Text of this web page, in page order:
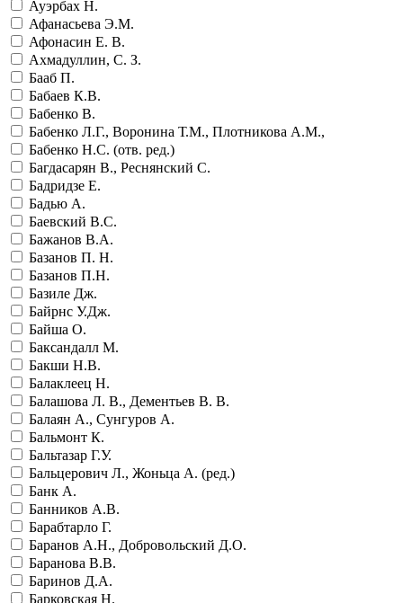
Ауэрбах Н.
Афанасьева Э.М.
Афонасин Е. В.
Ахмадуллин, С. З.
Бааб П.
Бабаев К.В.
Бабенко В.
Бабенко Л.Г., Воронина Т.М., Плотникова А.М.,
Бабенко Н.С. (отв. ред.)
Багдасарян В., Реснянский С.
Бадридзе Е.
Бадью А.
Баевский В.С.
Бажанов В.А.
Базанов П. Н.
Базанов П.Н.
Базиле Дж.
Байрнс У.Дж.
Байша О.
Баксандалл М.
Бакши Н.В.
Балаклеец Н.
Балашова Л. В., Дементьев В. В.
Балаян А., Сунгуров А.
Бальмонт К.
Бальтазар Г.У.
Бальцерович Л., Жоньца А. (ред.)
Банк А.
Банников А.В.
Барабтарло Г.
Баранов А.Н., Добровольский Д.О.
Баранова В.В.
Баринов Д.А.
Барковская Н.